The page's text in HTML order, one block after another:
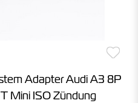
Adapter Audi A3 8P
Mini ISO Zündung